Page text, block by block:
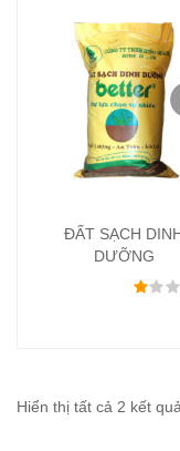
ĐẤT SẠCH
DƯỠNG
Hiển thị tất cả 2 kết quả